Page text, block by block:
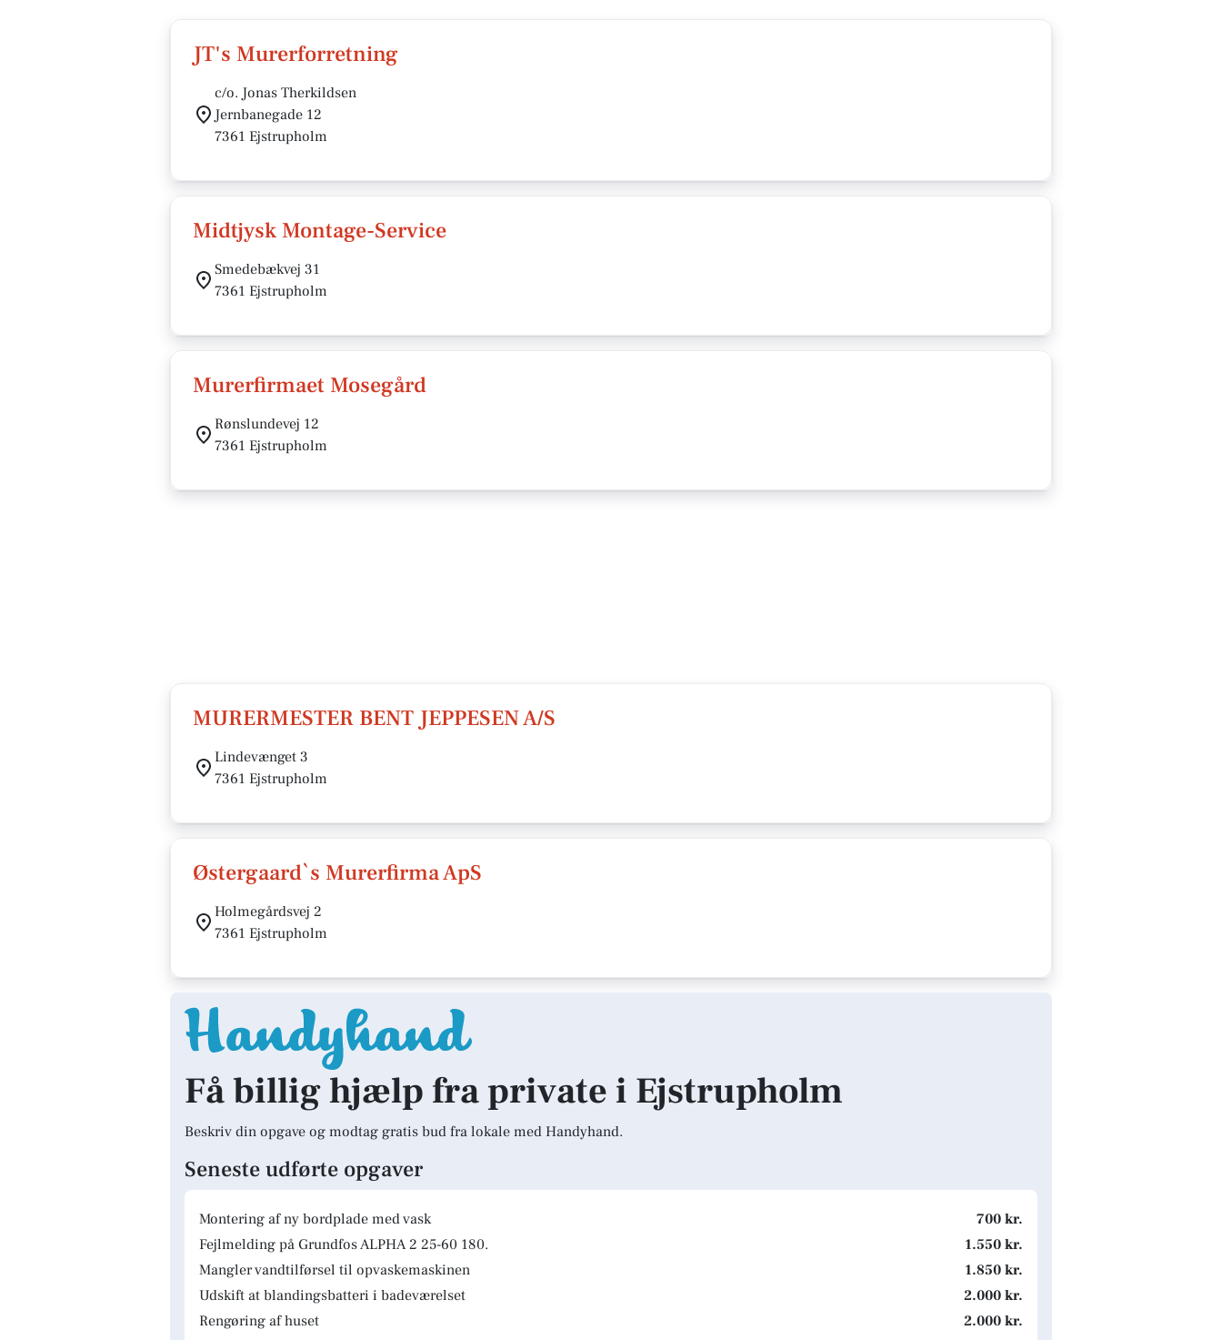
JT's Murerforretning
c/o. Jonas Therkildsen
Jernbanegade 12
7361 Ejstrupholm
Midtjysk Montage-Service
Smedebækvej 31
7361 Ejstrupholm
Murerfirmaet Mosegård
Rønslundevej 12
7361 Ejstrupholm
MURERMESTER BENT JEPPESEN A/S
Lindevænget 3
7361 Ejstrupholm
Østergaard`s Murerfirma ApS
Holmegårdsvej 2
7361 Ejstrupholm
Få billig hjælp fra private i Ejstrupholm
Beskriv din opgave og modtag gratis bud fra lokale med Handyhand.
Seneste udførte opgaver
Montering af ny bordplade med vask
700 kr.
Fejlmelding på Grundfos ALPHA 2 25-60 180.
1.550 kr.
Mangler vandtilførsel til opvaskemaskinen
1.850 kr.
Udskift at blandingsbatteri i badeværelset
2.000 kr.
Rengøring af huset
2.000 kr.